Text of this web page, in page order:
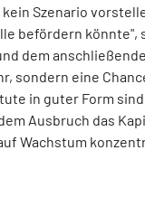
Szenario
befördern könnte",
dem
sondern eine
in guter Form
Ausbruch das
Wachstum